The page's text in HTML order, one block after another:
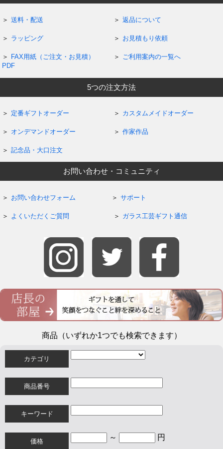
送料・配送 返品について
ラッピング お見積もり依頼
FAX用紙（ご注文・お見積）
PDF
ご利用案内の一覧へ
5つの注文方法
定番ギフトオーダー カスタムメイドオーダー
オンデマンドオーダー 作家作品
記念品・大口注文
お問い合わせ・コミュニティ
お問い合わせフォーム サポート
よくいただくご質問 ガラス工芸ギフト通信
商品（いずれか1つでも検索できます）
カテゴリ
商品番号
キーワード
価格 ～ 円